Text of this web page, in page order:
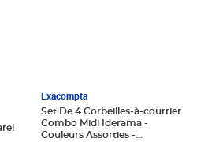
Exacompta
Set De 4 Corbeilles-à-courrier
Combo Midi Iderama -
Couleurs Assorties -